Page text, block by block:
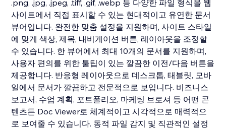
.png, .jpg, .jpeg, .tiff, .gif, .webp 등 다양한 파일 형식을 웹
사이트에서 직접 표시할 수 있는 현대적이고 유연한 문서
뷰어입니다. 완전한 맞춤 설정을 지원하며, 사이트 스타일
에 맞게 색상, 제목, 내비게이션 버튼, 레이아웃을 조정할
수 있습니다. 한 뷰어에서 최대 10개의 문서를 지원하며,
사용자 편의를 위한 툴팁이 있는 깔끔한 이전/다음 버튼을
제공합니다. 반응형 레이아웃으로 데스크톱, 태블릿, 모바
일에서 문서가 깔끔하고 전문적으로 보입니다. 비즈니스
보고서, 수업 계획, 포트폴리오, 마케팅 브로셔 등 어떤 콘
텐츠든 Doc Viewer로 체계적이고 시각적으로 매력적으
로 보여줄 수 있습니다. 동적 파일 감지 및 직관적인 설정